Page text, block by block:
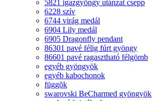
5821 igazgyöngy utánzat csepp
6228 szív
6744 virág medál
6904 Lily medál
6905 Dragonfly pendant
86301 pavé félig fúrt gyöngy
86601 pavé ragasztható félgömb
egyéb gyöngyök
egyéb kabochonok
függõk
swarovski BeCharmed gyöngyök